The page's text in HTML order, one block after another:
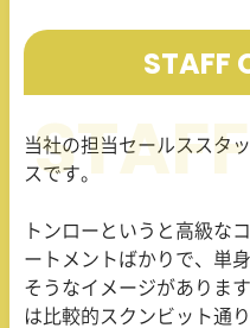
STAFF
当社の担当セールススタ
スです。
トンローというと高級な
ートメントばかりで、単
そうなイメージがありま
は比較的スクンビット通